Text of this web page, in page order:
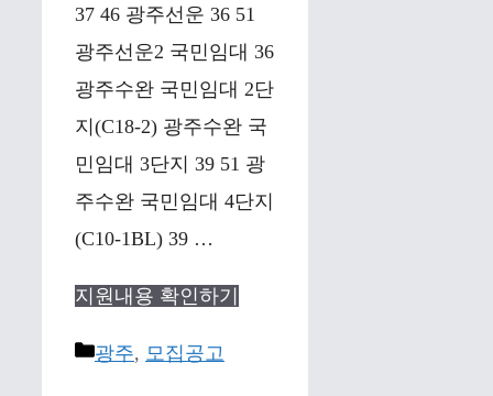
37 46 광주선운 36 51
광주선운2 국민임대 36
광주수완 국민임대 2단
지(C18-2) 광주수완 국
민임대 3단지 39 51 광
주수완 국민임대 4단지
(C10-1BL) 39 …
지원내용 확인하기
Categories
광주, 모집공고